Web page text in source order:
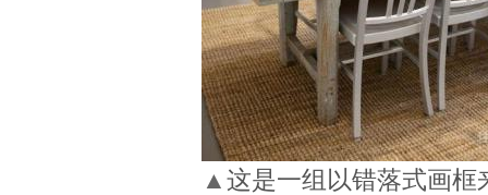
▲这是一组以错落式画框